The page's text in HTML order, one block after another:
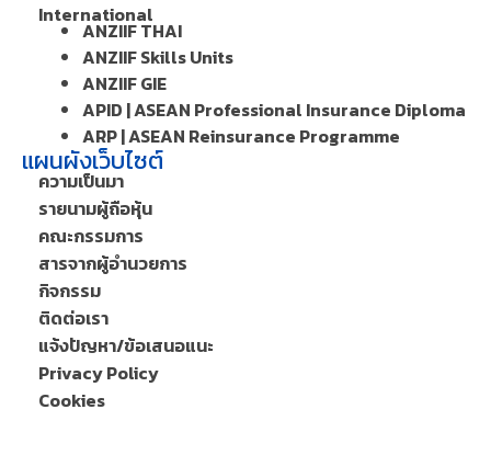
International
ANZIIF THAI
ANZIIF Skills Units
ANZIIF GIE
APID | ASEAN Professional Insurance Diploma
ARP | ASEAN Reinsurance Programme
แผนผังเว็บไซต์
ความเป็นมา
รายนามผู้ถือหุ้น
คณะกรรมการ
สารจากผู้อำนวยการ
กิจกรรม
ติดต่อเรา
แจ้งปัญหา/ข้อเสนอแนะ
Privacy Policy
Cookies